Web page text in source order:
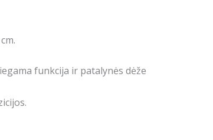
funkcija ir patalynės dėže